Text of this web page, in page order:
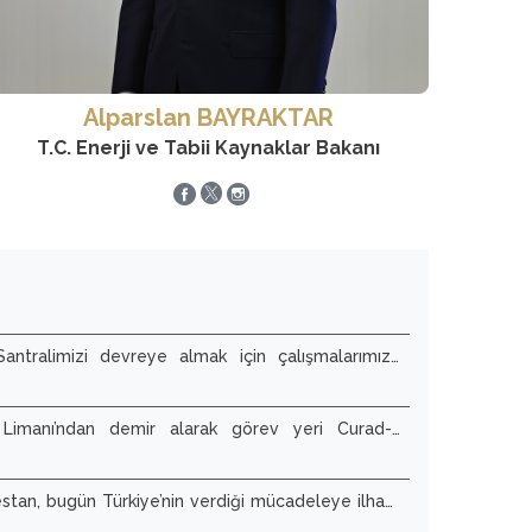
Alparslan BAYRAKTAR
T.C. Enerji ve Tabii Kaynaklar Bakanı
devreye almak için çalışmalarımıza
demir alarak görev yeri Curad-1
bugün Türkiye’nin verdiği mücadeleye ilham